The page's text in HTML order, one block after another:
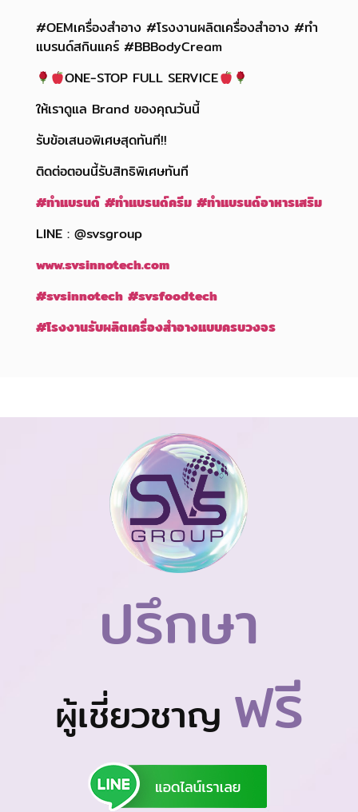
#OEMเครื่องสำอาง #โรงงานผลิตเครื่องสำอาง #ทำ
แบรนด์สกินแคร์ #BBBodyCream
ONE-STOP FULL SERVICE
ให้เราดูแล Brand ของคุณวันนี้
รับข้อเสนอพิเศษสุดทันที!!
ติดต่อตอนนี้รับสิทธิพิเศษทันที
#ทำแบรนด์ #ทำแบรนด์ครีม #ทำแบรนด์อาหารเสริม
LINE : @svsgroup
www.svsinnotech.com
#svsinnotech #svsfoodtech
#โรงงานรับผลิตเครื่องสำอางแบบครบวงจร
ปรึกษา
ผู้เชี่ยวชาญ ฟรี